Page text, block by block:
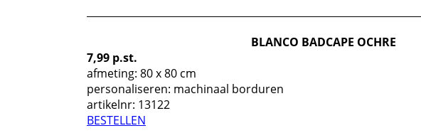
BLANCO BADCAPE OCHRE
7,99 p.st.
afmeting: 80 x 80 cm
personaliseren: machinaal borduren
artikelnr: 13122
BESTELLEN